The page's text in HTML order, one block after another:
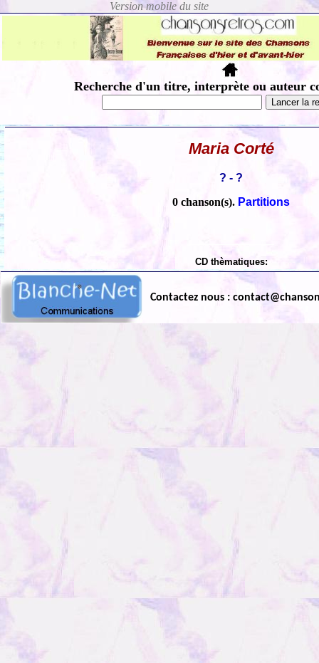
Recherche d'un titre, interprète ou auteur
Maria Corté
? - ?
0 chanson(s). Partitions
CD thèmatiques:
Contactez nous :